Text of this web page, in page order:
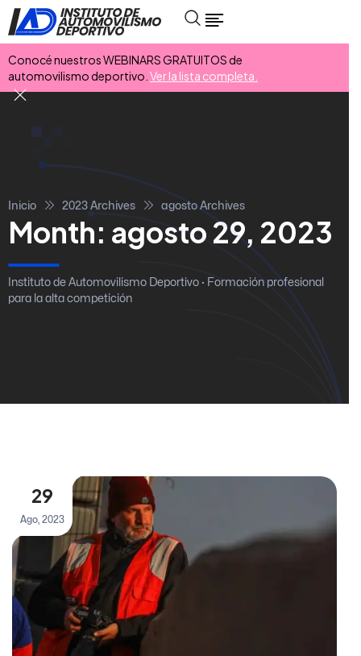
Conocé nuestros WEBINARS GRATUITOS de
automovilismo deportivo. Ver la lista completa.
Inicio 2023 Archives agosto Archives
Month: agosto 29, 2023
Instituto de Automovilismo Deportivo · Formación profesional
para la alta competición
29
Ago, 2023